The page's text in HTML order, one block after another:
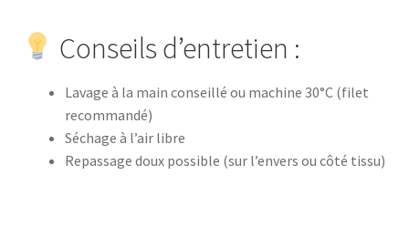
Conseils d’entretien :
Lavage à la main conseillé ou machine 30°C (filet
recommandé)
Séchage à l’air libre
Repassage doux possible (sur l’envers ou côté tissu)